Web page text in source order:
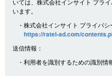
いては、株式会社インサイト プラ
います。
・株式会社インサイト プライバ
https://ratel-ad.com/
送信情報：
・利用者を識別するための識別情